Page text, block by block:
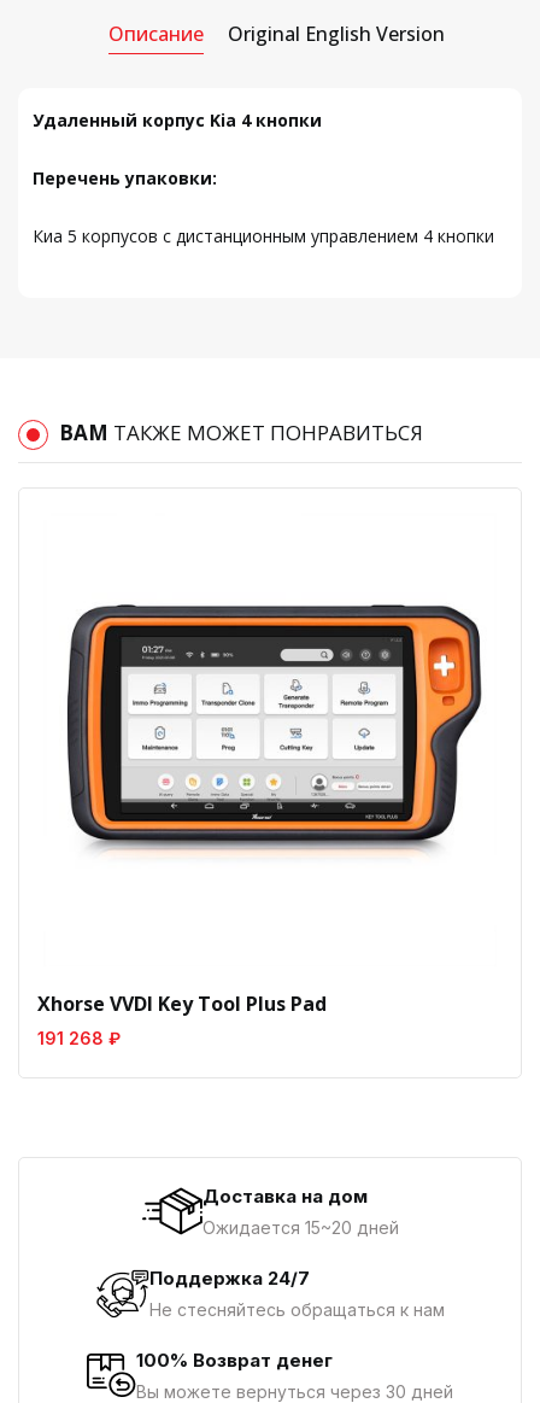
Описание Original English Version
Удаленный корпус Kia 4 кнопки
Перечень упаковки:
Киа 5 корпусов с дистанционным управлением 4 кнопки
ВАМ ТАКЖЕ МОЖЕТ ПОНРАВИТЬСЯ
Xhorse VVDI Key Tool Plus Pad
191 268 ₽
Доставка на дом
Ожидается 15~20 дней
Поддержка 24/7
Не стесняйтесь обращаться к нам
100% Возврат денег
Вы можете вернуться через 30 дней